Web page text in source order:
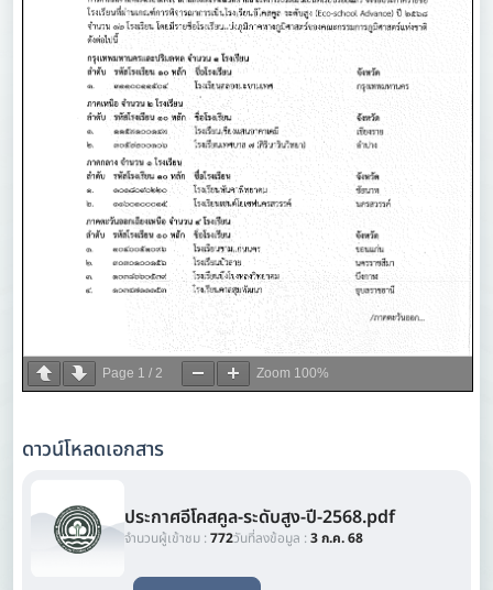
Page 1 / 2 Zoom 100%
ดาวน์โหลดเอกสาร
ประกาศอีโคสคูล-ระดับสูง-ปี-2568.pdf
จำนวนผู้เข้าชม :772วันที่ลงข้อมูล :3 ก.ค. 68